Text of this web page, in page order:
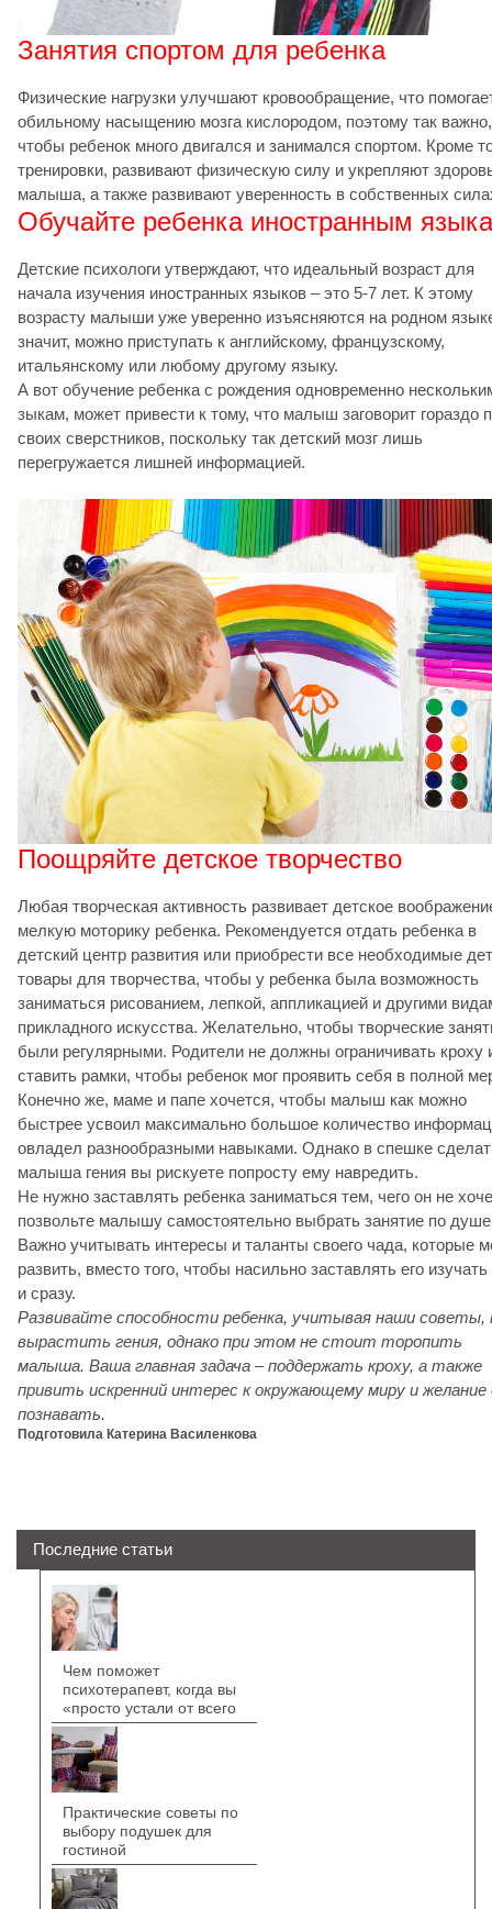
Занятия спортом для ребенка
Физические нагрузки улучшают кровообращение, что
обильному насыщению мозга кислородом, поэтому так важно,
чтобы ребенок много двигался и занимался спортом. Кроме
тренировки, развивают физическую силу и укрепляют
малыша, а также развивают уверенность в собственных
Обучайте ребенка иностранным
Детские психологи утверждают, что идеальный возраст для
начала изучения иностранных языков – это 5-7 лет. К этому
возрасту малыши уже уверенно изъясняются на родном
значит, можно приступать к английскому, французскому,
итальянскому или любому другому языку.
А вот обучение ребенка с рождения одновременно
зыкам, может привести к тому, что малыш заговорит гораздо
своих сверстников, поскольку так детский мозг лишь
перегружается лишней информацией.
Поощряйте детское творчество
Любая творческая активность развивает детское
мелкую моторику ребенка. Рекомендуется отдать ребенка в
детский центр развития или приобрести все необходимые
товары для творчества, чтобы у ребенка была возможность
заниматься рисованием, лепкой, аппликацией и другими
прикладного искусства. Желательно, чтобы творческие
были регулярными. Родители не должны ограничивать кроху
ставить рамки, чтобы ребенок мог проявить себя в полной
Конечно же, маме и папе хочется, чтобы малыш как можно
быстрее усвоил максимально большое количество
овладел разнообразными навыками. Однако в спешке
малыша гения вы рискуете попросту ему навредить.
Не нужно заставлять ребенка заниматься тем, чего он не
позвольте малышу самостоятельно выбрать занятие по
Важно учитывать интересы и таланты своего чада, которые
развить, вместо того, чтобы насильно заставлять его изучать
и сразу.
Развивайте способности ребенка, учитывая наши советы,
вырастить гения, однако при этом не стоит торопить
малыша. Ваша главная задача – поддержать кроху, а также
привить искренний интерес к окружающему миру и желание
познавать.
Подготовила Катерина Василенкова
Последние статьи
Чем поможет
психотерапевт, когда вы
«просто устали от всего
Практические советы по
выбору подушек для
гостиной